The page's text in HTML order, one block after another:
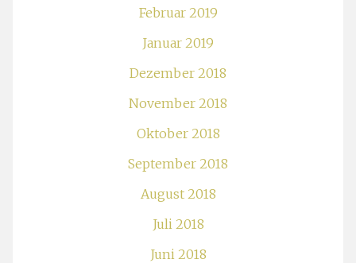
Februar 2019
Januar 2019
Dezember 2018
November 2018
Oktober 2018
September 2018
August 2018
Juli 2018
Juni 2018